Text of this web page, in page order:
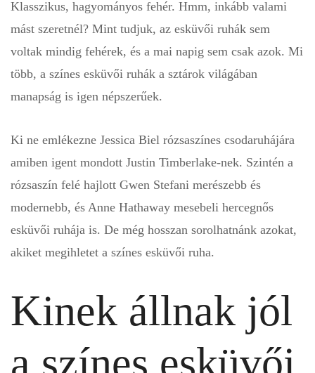
Klasszikus, hagyományos fehér. Hmm, inkább valami
mást szeretnél? Mint tudjuk, az esküvői ruhák sem
voltak mindig fehérek, és a mai napig sem csak azok. Mi
több, a színes esküvői ruhák a sztárok világában
manapság is igen népszerűek.
Ki ne emlékezne Jessica Biel rózsaszínes csodaruhájára
amiben igent mondott Justin Timberlake-nek. Szintén a
rózsaszín felé hajlott Gwen Stefani merészebb és
modernebb, és Anne Hathaway mesebeli hercegnős
esküvői ruhája is. De még hosszan sorolhatnánk azokat,
akiket megihletet a színes esküvői ruha.
Kinek állnak jól
a színes esküvői